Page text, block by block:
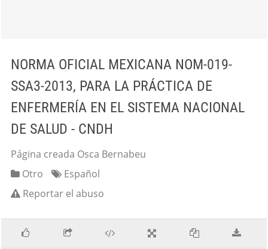
NORMA OFICIAL MEXICANA NOM-019-
SSA3-2013, PARA LA PRÁCTICA DE
ENFERMERÍA EN EL SISTEMA NACIONAL
DE SALUD - CNDH
Página creada Osca Bernabeu
Otro
Español
Reportar el abuso